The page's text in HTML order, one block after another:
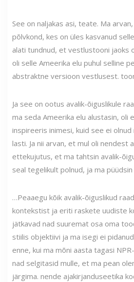
See on naljakas asi, teate. Ma
põlvkond, kes on üles kasvanud
alati tundnud, et vestlustooni jaoks
oli selle Ameerika elu puhul selline
abstraktne versioon vestlusest.
Ja see on ootus avalik-õiguslikule
ma seda Ameerika elu alustasin, oli
inspireeris inimesi, kuid see ei
lasti. Ja nii arvan, et mul oli nendest
ettekujutus, et ma tahtsin avalik-
seal tegelikult polnud, ja ma
…Peaaegu kõik avalik-õiguslikud
kontekstist ja eriti raskete uudiste
jätkavad nad suuremat osa oma
stiilis objektiivi ja ma isegi ei
enne, kui ma mõni aasta tagasi
nad selgitasid mulle, et ma pean
järgima. nende ajakirjanduseetika